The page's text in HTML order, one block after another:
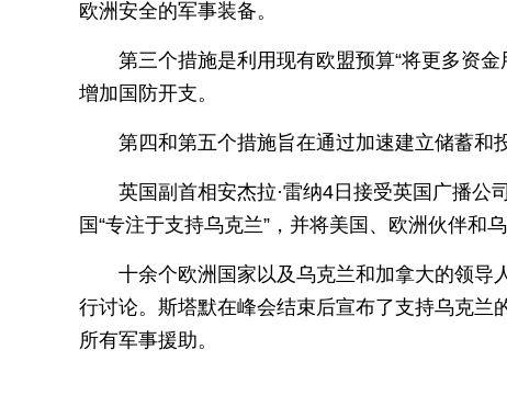
欧洲安全的军事装备。
第三个措施是利用现有欧盟预算“将更多资
增加国防开支。
第四和第五个措施旨在通过加速建立储蓄和
英国副首相安杰拉·雷纳4日接受英国广播公
国“专注于支持乌克兰”，并将美国、欧洲伙伴和
十余个欧洲国家以及乌克兰和加拿大的领导
行讨论。斯塔默在峰会结束后宣布了支持乌克兰
所有军事援助。